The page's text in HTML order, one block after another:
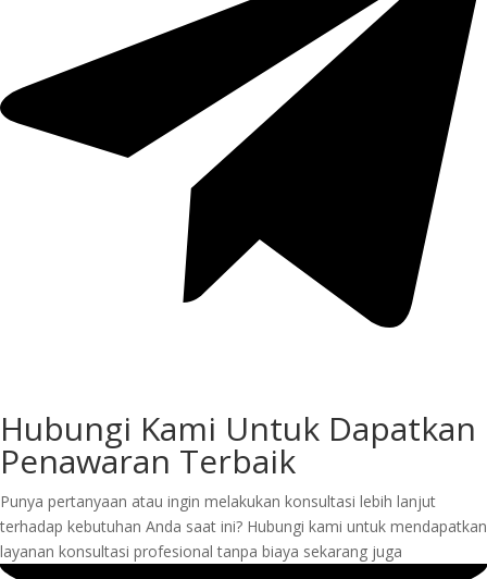
Hubungi Kami Untuk Dapatkan
Penawaran Terbaik
Punya pertanyaan atau ingin melakukan konsultasi lebih lanjut
terhadap kebutuhan Anda saat ini? Hubungi kami untuk mendapatkan
layanan konsultasi profesional tanpa biaya sekarang juga